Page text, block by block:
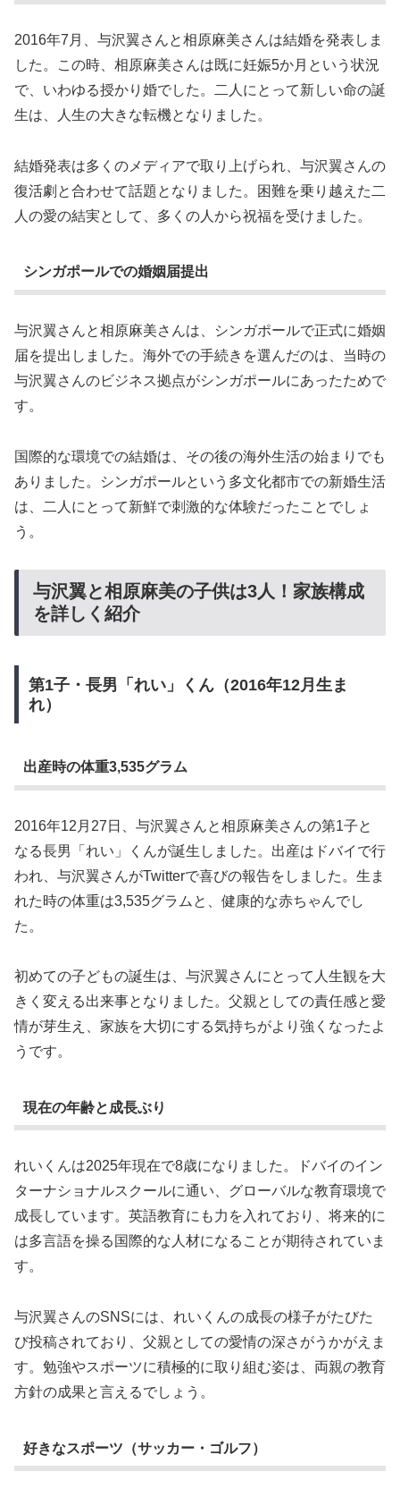
2016年7月、与沢翼さんと相原麻美さんは結婚を発表しま
した。この時、相原麻美さんは既に妊娠5か月という状況
で、いわゆる授かり婚でした。二人にとって新しい命の誕
生は、人生の大きな転機となりました。
結婚発表は多くのメディアで取り上げられ、与沢翼さんの
復活劇と合わせて話題となりました。困難を乗り越えた二
人の愛の結実として、多くの人から祝福を受けました。
シンガポールでの婚姻届提出
与沢翼さんと相原麻美さんは、シンガポールで正式に婚姻
届を提出しました。海外での手続きを選んだのは、当時の
与沢翼さんのビジネス拠点がシンガポールにあったためで
す。
国際的な環境での結婚は、その後の海外生活の始まりでも
ありました。シンガポールという多文化都市での新婚生活
は、二人にとって新鮮で刺激的な体験だったことでしょ
う。
与沢翼と相原麻美の子供は3人！家族構成
を詳しく紹介
第1子・長男「れい」くん（2016年12月生ま
れ）
出産時の体重3,535グラム
2016年12月27日、与沢翼さんと相原麻美さんの第1子と
なる長男「れい」くんが誕生しました。出産はドバイで行
われ、与沢翼さんがTwitterで喜びの報告をしました。生ま
れた時の体重は3,535グラムと、健康的な赤ちゃんでし
た。
初めての子どもの誕生は、与沢翼さんにとって人生観を大
きく変える出来事となりました。父親としての責任感と愛
情が芽生え、家族を大切にする気持ちがより強くなったよ
うです。
現在の年齢と成長ぶり
れいくんは2025年現在で8歳になりました。ドバイのイン
ターナショナルスクールに通い、グローバルな教育環境で
成長しています。英語教育にも力を入れており、将来的に
は多言語を操る国際的な人材になることが期待されていま
す。
与沢翼さんのSNSには、れいくんの成長の様子がたびた
び投稿されており、父親としての愛情の深さがうかがえま
す。勉強やスポーツに積極的に取り組む姿は、両親の教育
方針の成果と言えるでしょう。
好きなスポーツ（サッカー・ゴルフ）